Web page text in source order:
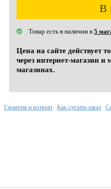
В
Товар есть в наличии в 5
Цена на сайте действует
через интернет-магазин и
магазинах.
Гарантия и возврат Как сделать заказ